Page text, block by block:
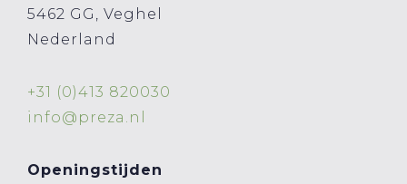
5462 GG, Veghel
Nederland
+31 (0)413 820030
info@preza.nl
Openingstijden